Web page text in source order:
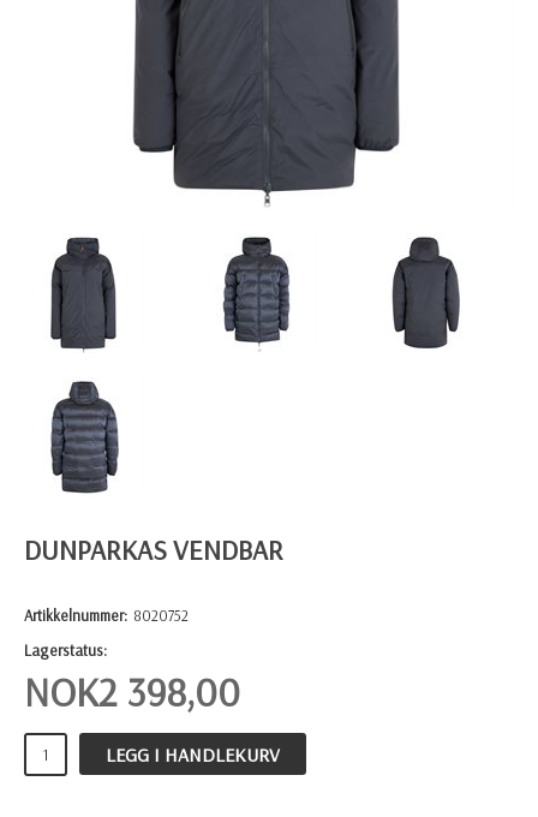
DUNPARKAS VENDBAR
Artikkelnummer: 8020752
Lagerstatus:
NOK2 398,00
LEGG I HANDLEKURV